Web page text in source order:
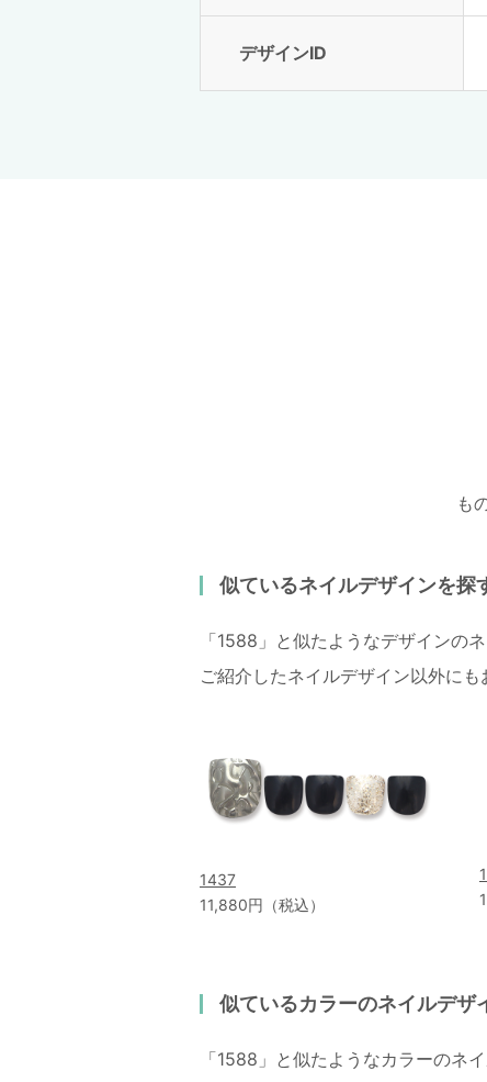
デザインID
も
似ているネイルデザインを探
「1588」と似たようなデザインの
ご紹介したネイルデザイン以外に
1437
11,880円（税込）
似ているカラーのネイルデザ
「1588」と似たようなカラーのネ